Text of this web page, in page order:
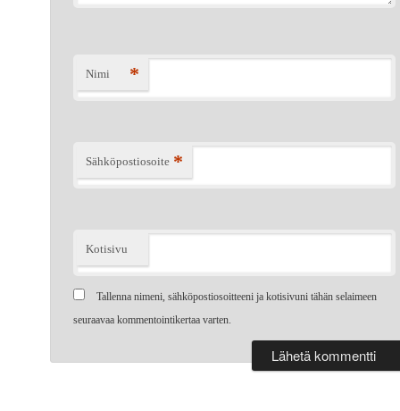
Nimi *
Sähköpostiosoite *
Kotisivu
Tallenna nimeni, sähköpostiosoitteeni ja kotisivuni tähän selaimeen
seuraavaa kommentointikertaa varten.